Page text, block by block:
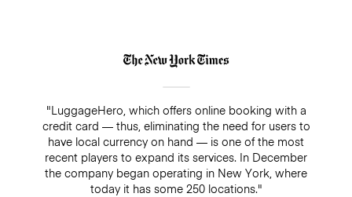
"LuggageHero, which offers online booking with a
credit card — thus, eliminating the need for users to
have local currency on hand — is one of the most
recent players to expand its services. In December
the company began operating in New York, where
today it has some 250 locations."